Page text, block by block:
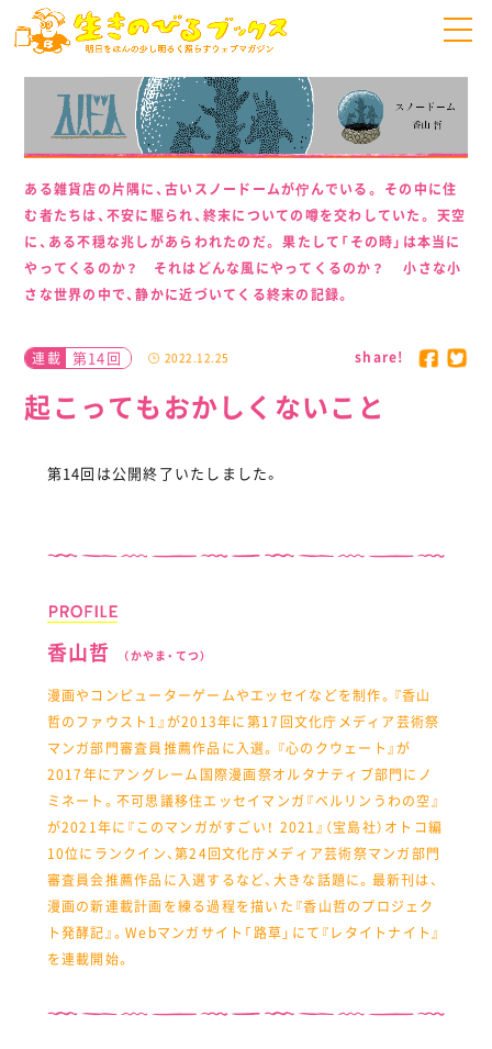
ある雑貨店の片隅に、古いスノードームが佇んでいる。 その中に住
む者たちは、不安に駆られ、終末についての噂を交わしていた。 天空
に、ある不穏な兆しがあらわれたのだ。 果たして「その時」は本当に
やってくるのか？ それはどんな風にやってくるのか？ 小さな小
さな世界の中で、静かに近づいてくる終末の記録。
連載 第14回 2022.12.25
起こってもおかしくないこと
share!
第14回は公開終了いたしました。
香山哲 （かやま・てつ）
漫画やコンピューターゲームやエッセイなどを制作。『香山
哲のファウスト1』が2013年に第17回文化庁メディア芸術祭
マンガ部門審査員推薦作品に入選。『心のクウェート』が
2017年にアングレーム国際漫画祭オルタナティブ部門にノ
ミネート。不可思議移住エッセイマンガ『ベルリンうわの空』
が2021年に『このマンガがすごい！ 2021』（宝島社）オトコ編
10位にランクイン、第24回文化庁メディア芸術祭マンガ部門
審査員会推薦作品に入選するなど、大きな話題に。最新刊は、
漫画の新連載計画を練る過程を描いた『香山哲のプロジェク
ト発酵記』。Webマンガサイト「路草」にて『レタイトナイト』
を連載開始。